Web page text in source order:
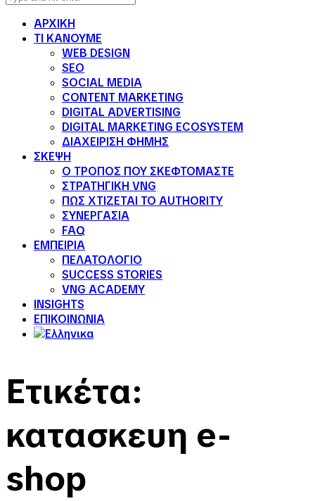
ΑΡΧΙΚΗ
ΤΙ ΚΑΝΟΥΜΕ
WEB DESIGN
SEO
SOCIAL MEDIA
CONTENT MARKETING
DIGITAL ADVERTISING
DIGITAL MARKETING ECOSYSTEM
ΔΙΑΧΕΙΡΙΣΗ ΦΗΜΗΣ
ΣΚΕΨΗ
Ο ΤΡΟΠΟΣ ΠΟΥ ΣΚΕΦΤΟΜΑΣΤΕ
ΣΤΡΑΤΗΓΙΚΗ VNG
ΠΩΣ ΧΤΙΖΕΤΑΙ ΤΟ AUTHORITY
ΣΥΝΕΡΓΑΣΙΑ
FAQ
ΕΜΠΕΙΡΙΑ
ΠΕΛΑΤΟΛΟΓΙΟ
SUCCESS STORIES
VNG ACADEMY
INSIGHTS
ΕΠΙΚΟΙΝΩΝΙΑ
Ετικέτα:
κατασκευη e-
shop